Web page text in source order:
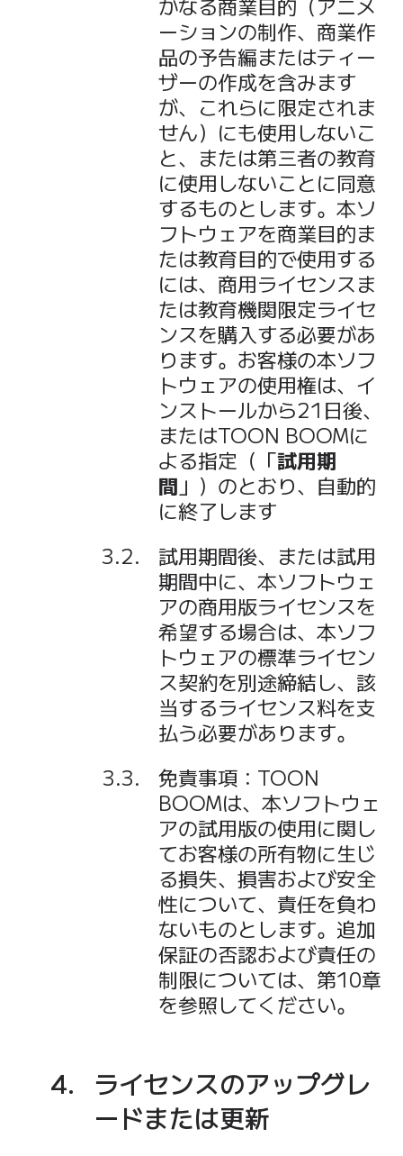
ーションの制作、商業作
品の予告編またはティー
ザーの作成を含みます
が、これらに限定されま
せん）にも使用しないこ
と、または第三者の教育
に使用しないことに同意
するものとします。本ソ
フトウェアを商業目的ま
たは教育目的で使用する
には、商用ライセンスま
たは教育機関限定ライセ
ンスを購入する必要があ
ります。お客様の本ソフ
トウェアの使用権は、イ
ンストールから21日後、
またはTOON BOOMに
よる指定（「試用期
間 」）のとおり、自動的
に終了します
試用期間後、または試用
期間中に、本ソフトウェ
アの商用版ライセンスを
希望する場合は、本ソフ
トウェアの標準ライセン
ス契約を別途締結し、該
当するライセンス料を支
払う必要があります。
免責事項：TOON
BOOMは、本ソフトウェ
アの試用版の使用に関し
てお客様の所有物に生じ
る損失、損害および安全
性について、責任を負わ
ないものとします。追加
保証の否認および責任の
制限については、第10章
を参照してください。
ライセンスのアップグレ
ードまたは更新